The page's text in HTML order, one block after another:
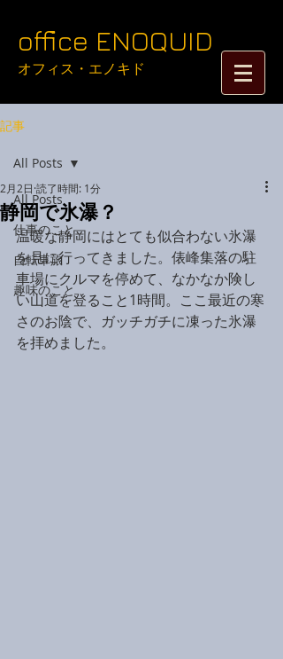
​​​​​​​​​​​​​​​​​​​office ENOQUID
オフィス・エノキド​​
記事
All Posts
仕事のこと
自転車旅
趣味のこと
All Posts
静岡で氷瀑？
2月2日 読了時間: 1分
温暖な静岡にはとても似合わない氷瀑
を見に行ってきました。俵峰集落の駐
車場にクルマを停めて、なかなか険し
い山道を登ること1時間。ここ最近の寒
さのお陰で、ガッチガチに凍った氷瀑
を拝めました。